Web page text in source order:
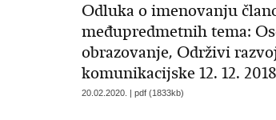
Odluka o imenovanju
međupredmetnih tema:
obrazovanje, Održivi
komunikacijske 12. 12.
20.02.2020. | pdf (1833kb)